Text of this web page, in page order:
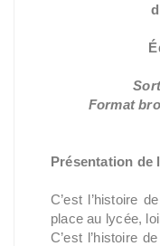
Format
Présentation de
C’est l’histoire
place au lycée,
C’est l’histoire